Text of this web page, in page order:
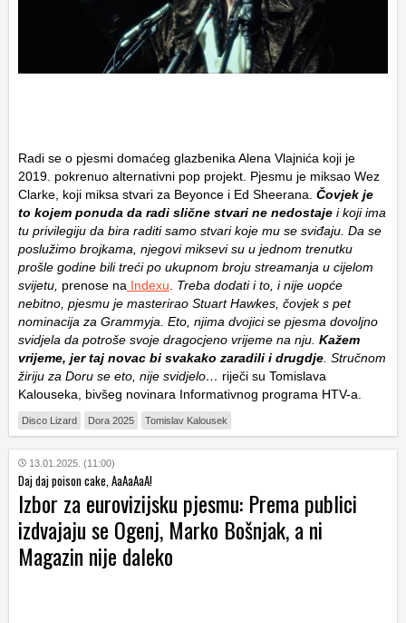
Radi se o pjesmi domaćeg glazbenika Alena Vlajnića koji je
2019. pokrenuo alternativni pop projekt. Pjesmu je miksao Wez
Clarke, koji miksa stvari za Beyonce i Ed Sheerana. Čovjek je
to kojem ponuda da radi slične stvari ne nedostaje i koji ima
tu privilegiju da bira raditi samo stvari koje mu se sviđaju. Da se
poslužimo brojkama, njegovi miksevi su u jednom trenutku
prošle godine bili treći po ukupnom broju streamanja u cijelom
svijetu, prenose na Indexu
Treba dodati i to, i nije uopće
nebitno, pjesmu je masterirao Stuart Hawkes, čovjek s pet
nominacija za Grammyja. Eto, njima dvojici se pjesma dovoljno
svidjela da potroše svoje dragocjeno vrijeme na nju. Kažem
vrijeme, jer taj novac bi svakako zaradili i drugdje . Stručnom
žiriju za Doru se eto, nije svidjelo… riječi su Tomislava
Kalouseka, bivšeg novinara Informativnog programa HTV-a.
Disco Lizard Dora 2025 Tomislav Kalousek
13.01.2025. (11:00)
Daj daj poison cake, AaAaAaA!
Izbor za eurovizijsku pjesmu: Prema publici
izdvajaju se Ogenj, Marko Bošnjak, a ni
Magazin nije daleko